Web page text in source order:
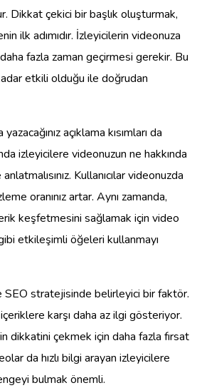
Dikkat çekici bir başlık oluşturmak,
ilk adımıdır. İzleyicilerin videonuza
fazla zaman geçirmesi gerekir. Bu
etkili olduğu ile doğrudan
açıklama kısımları da
izleyicilere videonuzun ne hakkında
Kullanıcılar videonuzda
oranınız artar. Aynı zamanda,
keşfetmesini sağlamak için video
etkileşimli öğeleri kullanmayı
SEO stratejisinde belirleyici bir faktör.
karşı daha az ilgi gösteriyor.
dikkatini çekmek için daha fazla fırsat
da hızlı bilgi arayan izleyicilere
bulmak önemli.